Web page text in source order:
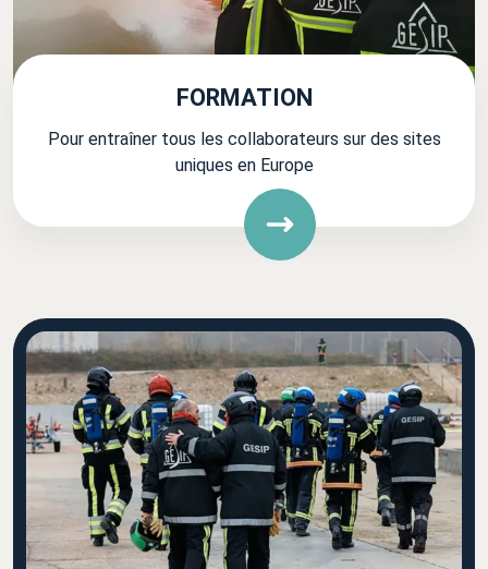
FORMATION
Pour entraîner tous les collaborateurs sur des sites
uniques en Europe